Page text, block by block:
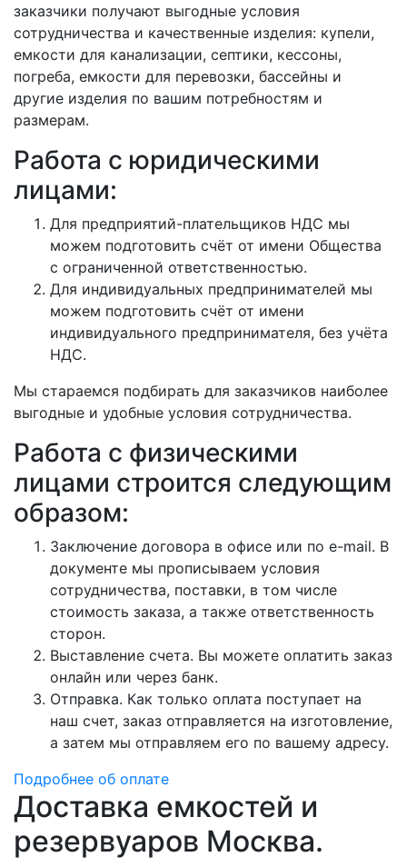
заказчики получают выгодные условия
сотрудничества и качественные изделия: купели,
емкости для канализации, септики, кессоны,
погреба, емкости для перевозки, бассейны и
другие изделия по вашим потребностям и
размерам.
Работа с юридическими
лицами:
Для предприятий-плательщиков НДС мы
можем подготовить счёт от имени Общества
с ограниченной ответственностью.
Для индивидуальных предпринимателей мы
можем подготовить счёт от имени
индивидуального предпринимателя, без учёта
НДС.
Мы стараемся подбирать для заказчиков наиболее
выгодные и удобные условия сотрудничества.
Работа с физическими
лицами строится следующим
образом:
Заключение договора в офисе или по e-mail. В
документе мы прописываем условия
сотрудничества, поставки, в том числе
стоимость заказа, а также ответственность
сторон.
Выставление счета. Вы можете оплатить заказ
онлайн или через банк.
Отправка. Как только оплата поступает на
наш счет, заказ отправляется на изготовление,
а затем мы отправляем его по вашему адресу.
Подробнее об оплате
Доставка емкостей и
резервуаров Москва.